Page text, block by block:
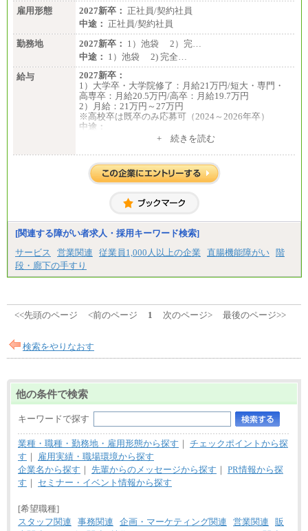
雇用形態
2027新卒： 正社員/契約社員
中途： 正社員/契約社員
勤務地
2027新卒： 1）池袋 2）完…
中途： 1）池袋 2) 完全…
給与
2027新卒：
1）大学卒・大学院修了：月給21万円/短大・専門・
高専卒：月給20.5万円/高卒：月給19.7万円
2）月給：21万円～27万円
※高校卒は既卒のみ応募可（2024～2026年卒）
中途：
1）月給：21万円～25万円+ 続きを読む
[関連する障がい者求人・採用キーワード検索]
サービス
営業関連 従業員1,000人以上の企業 直腸機能障がい 階
段・廊下の手すり
<<先頭のページ <前のページ 1 次のページ> 最後のページ>>
検索をやりなおす
他の条件で検索
キーワードで探す
業種・職種・勤務地・雇用形態から探す ｜ チェックポイントから探
す ｜
雇用実績・職場環境から探す
企業名から探す ｜ 先輩からのメッセージから探す ｜ PR情報から探
す ｜ セミナー・イベント情報から探す
[希望職種]
スタッフ関連
事務関連 企画・マーケティング関連 営業関連
販